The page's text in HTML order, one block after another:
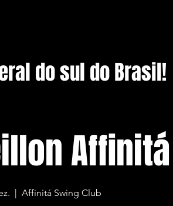
do sul do Brasil!
Affinitá
  |
Affinitá Swing Club